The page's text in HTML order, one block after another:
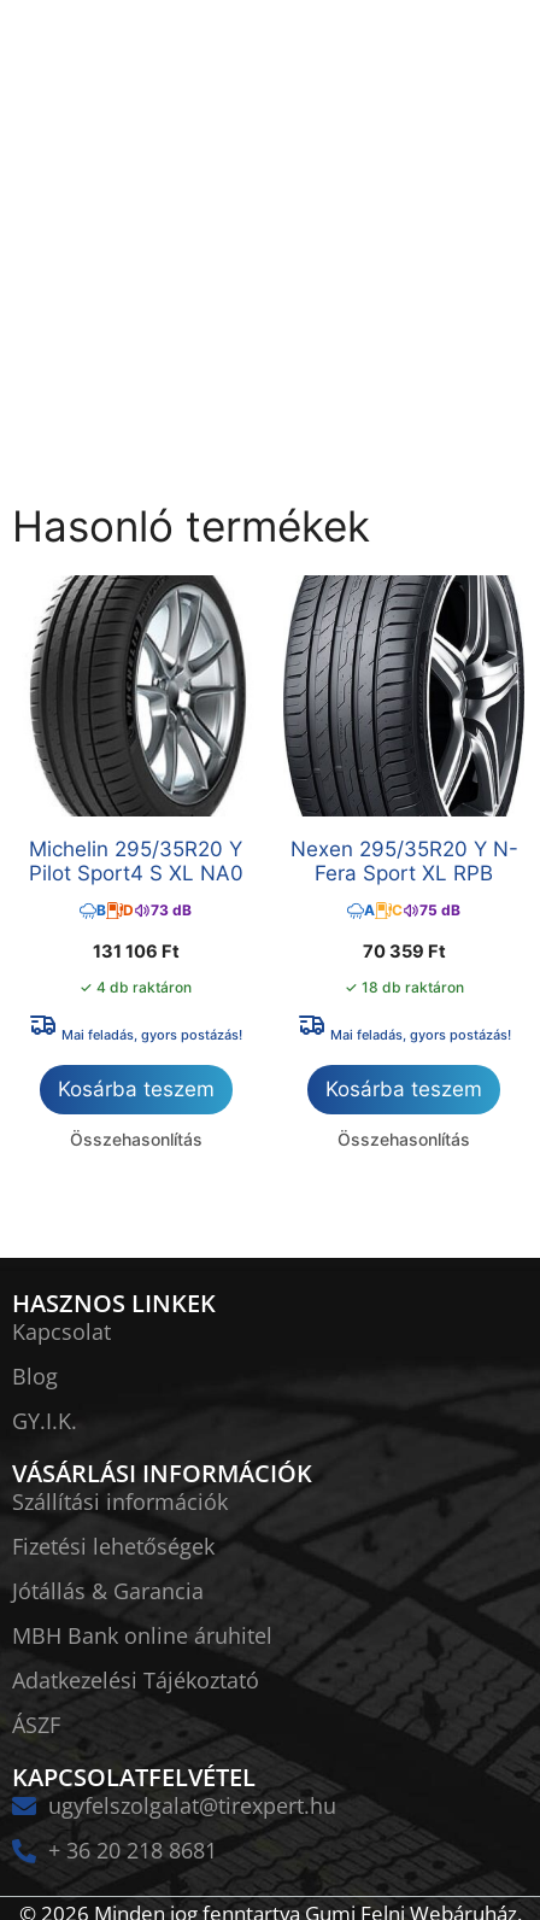
Hasonló termékek
Michelin 295/35R20 Y
Pilot Sport4 S XL NA0
B D 73 dB
131 106 Ft
✓ 4 db raktáron
Mai feladás, gyors postázás!
Kosárba teszem
Összehasonlítás
Nexen 295/35R20 Y N-
Fera Sport XL RPB
A C 75 dB
70 359 Ft
✓ 18 db raktáron
Mai feladás, gyors postázás!
Kosárba teszem
Összehasonlítás
HASZNOS LINKEK
Kapcsolat
Blog
GY.I.K.
VÁSÁRLÁSI INFORMÁCIÓK
Szállítási információk
Fizetési lehetőségek
Jótállás & Garancia
MBH Bank online áruhitel
Adatkezelési Tájékoztató
ÁSZF
KAPCSOLATFELVÉTEL
ugyfelszolgalat@tirexpert.hu
+ 36 20 218 8681
© 2026 Minden jog fenntartva Gumi Felni Webáruház.